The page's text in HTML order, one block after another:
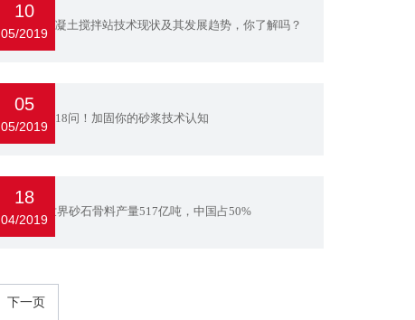
行业丨混凝土搅拌站技术现状及其发展趋势，你了解吗？
10
05/2019
砂浆技术18问！加固你的砂浆技术认知
05
05/2019
2019年世界砂石骨料产量517亿吨，中国占50%
18
04/2019
下一页